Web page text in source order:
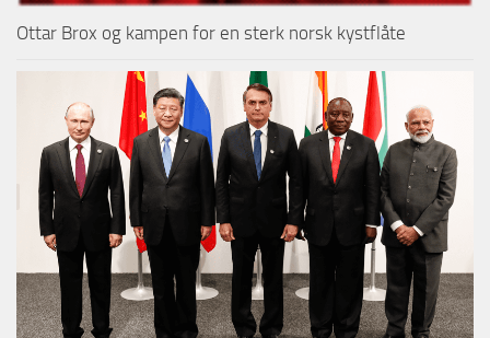
Ottar Brox og kampen for en sterk norsk kystflåte